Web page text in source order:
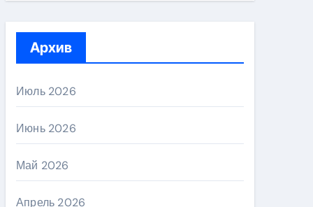
Архив
Июль 2026
Июнь 2026
Май 2026
Апрель 2026